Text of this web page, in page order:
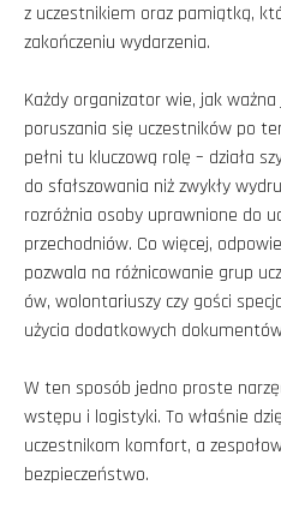
z uczestnikiem oraz pamiątką,
zakończeniu wydarzenia.
Każdy organizator wie, jak
poruszania się uczestników po
pełni tu kluczową rolę – działa
do sfałszowania niż zwykły
rozróżnia osoby uprawnione do
przechodniów. Co więcej,
pozwala na różnicowanie grup
ów, wolontariuszy czy gości
użycia dodatkowych
W ten sposób jedno proste
wstępu i logistyki. To właśnie
uczestnikom komfort, a
bezpieczeństwo.